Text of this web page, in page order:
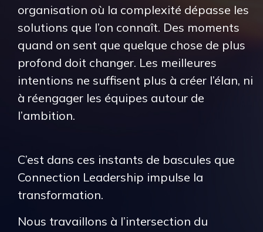
organisation où la complexité dépasse les
solutions que l’on connaît. Des moments
quand on sent que quelque chose de plus
profond doit changer. Les meilleures
intentions ne suffisent plus à créer l’élan, ni
à réengager les équipes autour de
l’ambition.
C’est dans ces instants de bascules que
Connection Leadership impulse la
transformation.
Nous travaillons à l’intersection du